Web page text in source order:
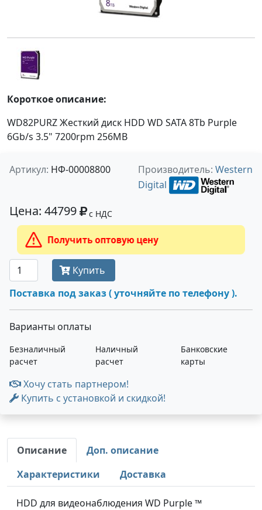
Короткое описание:
WD82PURZ Жесткий диск HDD WD SATA 8Tb Purple
6Gb/s 3.5" 7200rpm 256MB
Артикул: НФ-00008800 Производитель: Western
Digital
Цена: 44799 с НДС
Получить оптовую цену
Купить
Поставка под заказ ( уточняйте по телефону ).
Варианты оплаты
Безналичный
расчет
Наличный
расчет
Банковские
карты
Хочу стать партнером!
Купить с установкой и скидкой!
Описание
Доп. описание
Характеристики
Доставка
HDD для видеонаблюдения WD Purple ™